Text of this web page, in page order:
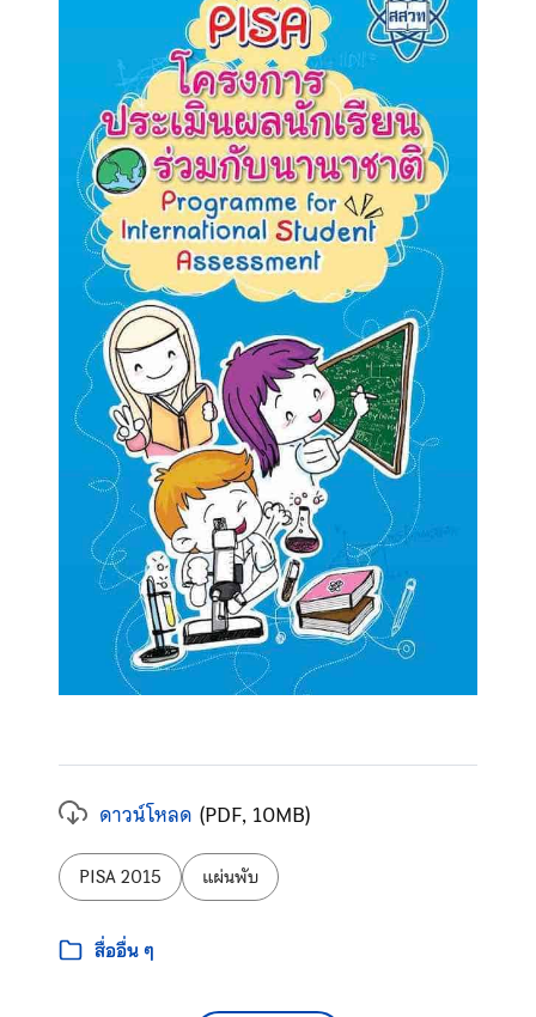
ดาวน์โหลด (PDF, 10MB)
ป้ายกำกับ:
PISA 2015 แผ่นพับ
หมวดหมู่:
สื่ออื่น ๆ